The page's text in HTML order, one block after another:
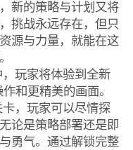
新的策略与计划又将
挑战永远存在，但只
源与力量，就能在这
玩家将体验到全新
和更精美的画面。
，玩家可以尽情探
论是策略部署还是即
勇气。通过解锁完整